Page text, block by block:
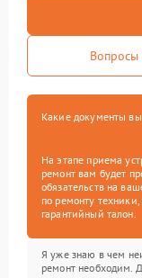
Вопросы
Какие документы вы
На этапе приема
ремонт вам будет
обязательств на
по ремонту
гарантийный талон.
Я уже знаю в чем
ремонт необходим.